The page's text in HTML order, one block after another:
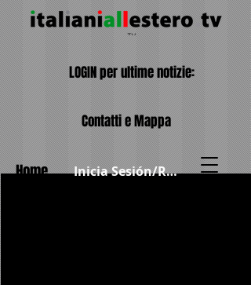
Inicia Sesión/Regístrate
Contatti e Mappa
Home
LOGIN per ultime notizie: